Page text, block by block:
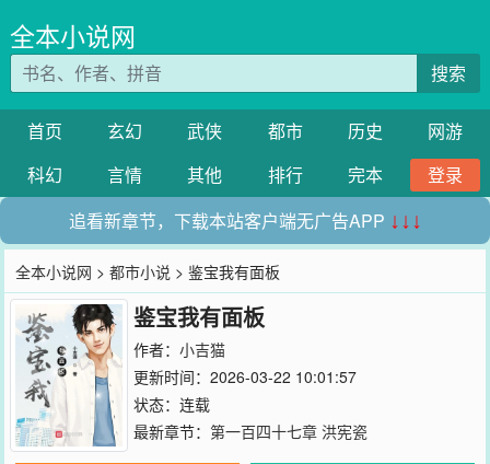
全本小说网
搜索
首页 玄幻 武侠 都市 历史
网游
科幻
言情 其他 排行 完本
登录
追看新章节，下载本站客户端无广告APP ↓↓↓
全本小说网 >都市小说 > 鉴宝我有面板
鉴宝我有面板
作者： 小吉猫
更新时间：2026-03-22 10:01:57
状态：连载
最新章节： 第一百四十七章 洪宪瓷